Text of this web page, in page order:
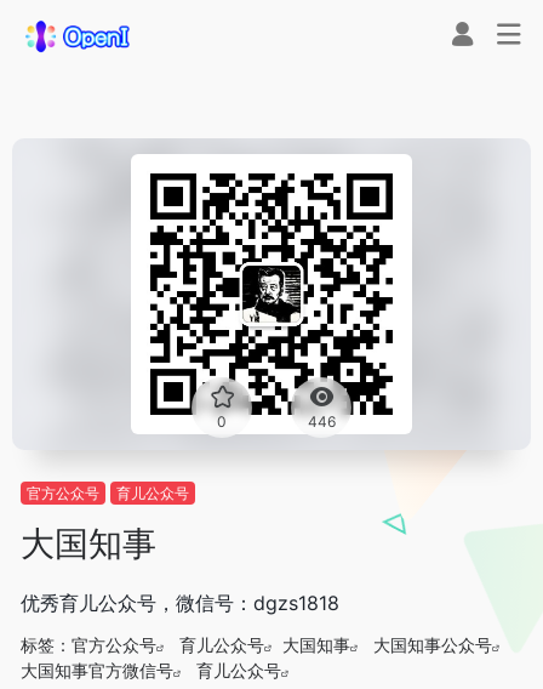
0 446
官方公众号 育儿公众号
大国知事
优秀育儿公众号，微信号：dgzs1818
标签： 官方公众号 育儿公众号 大国知事
大国知事公众号
大国知事官方微信号
育儿公众号